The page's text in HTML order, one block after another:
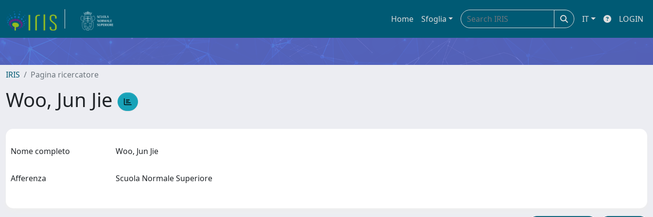
Home Sfoglia IT LOGIN
IRIS Pagina ricercatore
Woo, Jun Jie
Nome completo Woo, Jun Jie
Afferenza Scuola Normale Superiore